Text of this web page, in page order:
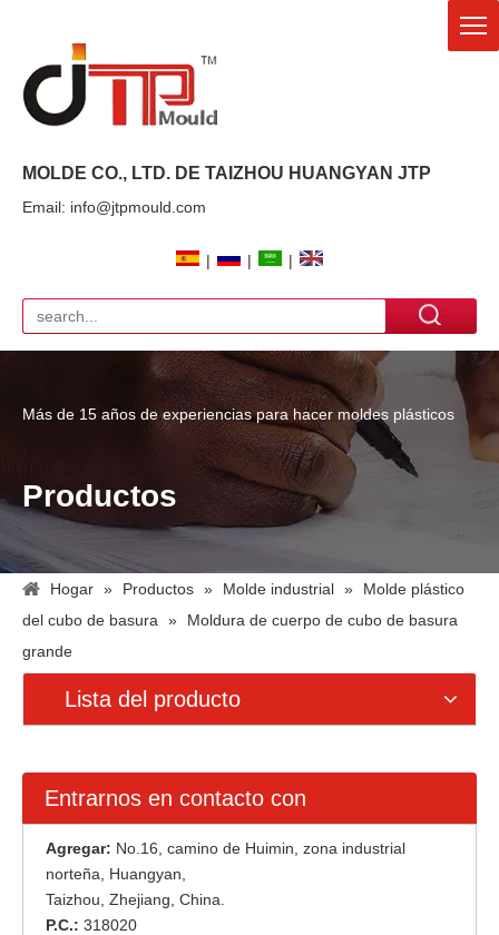
MOLDE CO., LTD. DE TAIZHOU HUANGYAN JTP
Email: info@jtpmould.com
| | |
Más de 15 años de experiencias para hacer moldes plásticos
Productos
Hogar » Productos » Molde industrial »
Molde plástico
del cubo de basura
»
Moldura de cuerpo de cubo de basura
grande
Lista del producto
Entrarnos en contacto con
Agregar: No.16, camino de Huimin, zona industrial
norteña, Huangyan,
Taizhou, Zhejiang, China.
P.C.: 318020